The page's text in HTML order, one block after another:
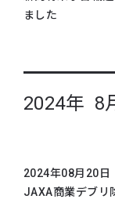
ました
2024年 8
2024年08月20日
JAXA商業デブリ